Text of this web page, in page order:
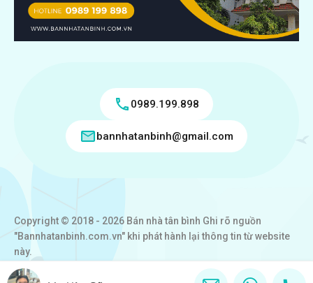
0989.199.898
bannhatanbinh@gmail.com
Copyright © 2018 - 2026 Bán nhà tân bình Ghi rõ nguồn
"Bannhatanbinh.com.vn" khi phát hành lại thông tin từ website
này.
VICTORY REAL